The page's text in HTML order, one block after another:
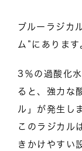
ブルーラジカ
ム”にあります
3％の過酸化
ると、強力な
ル」が発生し
このラジカル
きかけやすい